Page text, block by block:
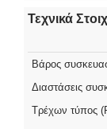
Τεχνικά
Βάρος
Διαστάσεις
Τρέχων τύπος